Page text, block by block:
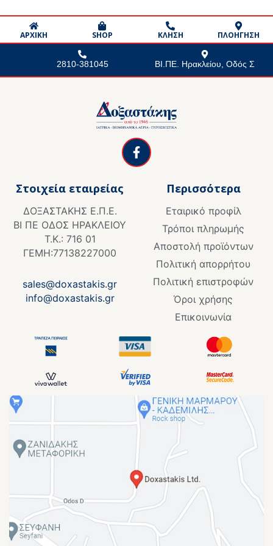
ΑΡΧΙΚΗ SHOP ΚΛΗΣΗ ΠΛΟΗΓΗΣΗ
2810-381045 ΒΙ.ΠΕ. Ηρακλείου, Οδός Σ
F
a
c
Στοιχεία εταιρείας
ΔΟΞΑΣΤΑΚΗΣ Ε.Π.Ε.
ΒΙ ΠΕ ΟΔΟΣ ΗΡΑΚΛΕΙΟΥ
Τ.Κ.: 716 01
ΓΕΜΗ:77138227000
sales@doxastakis.gr
info@doxastakis.gr
Περισσότερα
Εταιρικό προφίλ
Τρόποι πληρωμής
Αποστολή προϊόντων
Πολιτική απορρήτου
Πολιτική επιστροφών
Όροι χρήσης
Επικοινωνία